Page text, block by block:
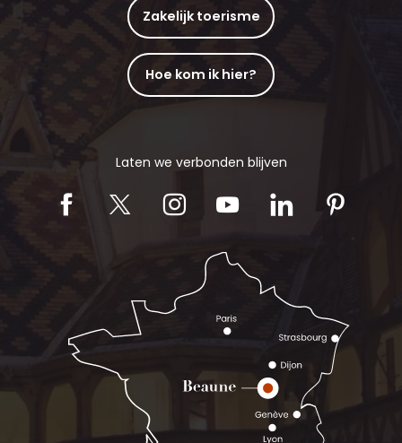
Zakelijk toerisme
Hoe kom ik hier?
Laten we verbonden blijven